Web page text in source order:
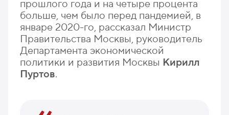
прошлого года и на четыре процента
больше, чем было перед пандемией, в
январе 2020-го, рассказал Министр
Правительства Москвы, руководитель
Департамента экономической
политики и развития Москвы Кирилл
Пуртов.